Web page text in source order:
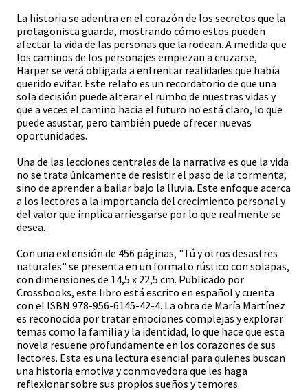
La historia se adentra en el corazón de los secretos que la
protagonista guarda, mostrando cómo estos pueden
afectar la vida de las personas que la rodean. A medida que
los caminos de los personajes empiezan a cruzarse,
Harper se verá obligada a enfrentar realidades que había
querido evitar. Este relato es un recordatorio de que una
sola decisión puede alterar el rumbo de nuestras vidas y
que a veces el camino hacia el futuro no está claro, lo que
puede asustar, pero también puede ofrecer nuevas
oportunidades.
Una de las lecciones centrales de la narrativa es que la vida
no se trata únicamente de resistir el paso de la tormenta,
sino de aprender a bailar bajo la lluvia. Este enfoque acerca
a los lectores a la importancia del crecimiento personal y
del valor que implica arriesgarse por lo que realmente se
desea.
Con una extensión de 456 páginas, "Tú y otros desastres
naturales" se presenta en un formato rústico con solapas,
con dimensiones de 14,5 x 22,5 cm. Publicado por
Crossbooks, este libro está escrito en español y cuenta
con el ISBN 978-956-6145-42-4. La obra de María Martínez
es reconocida por tratar emociones complejas y explorar
temas como la familia y la identidad, lo que hace que esta
novela resuene profundamente en los corazones de sus
lectores. Esta es una lectura esencial para quienes buscan
una historia emotiva y conmovedora que les haga
reflexionar sobre sus propios sueños y temores.